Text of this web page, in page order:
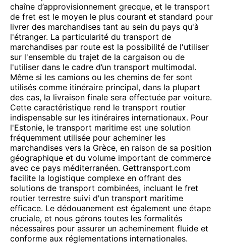
chaîne d’approvisionnement grecque, et le transport
de fret est le moyen le plus courant et standard pour
livrer des marchandises tant au sein du pays qu'à
l'étranger. La particularité du transport de
marchandises par route est la possibilité de l'utiliser
sur l'ensemble du trajet de la cargaison ou de
l'utiliser dans le cadre d’un transport multimodal.
Même si les camions ou les chemins de fer sont
utilisés comme itinéraire principal, dans la plupart
des cas, la livraison finale sera effectuée par voiture.
Cette caractéristique rend le transport routier
indispensable sur les itinéraires internationaux. Pour
l'Estonie, le transport maritime est une solution
fréquemment utilisée pour acheminer les
marchandises vers la Grèce, en raison de sa position
géographique et du volume important de commerce
avec ce pays méditerranéen. Gettransport.com
facilite la logistique complexe en offrant des
solutions de transport combinées, incluant le fret
routier terrestre suivi d'un transport maritime
efficace. Le dédouanement est également une étape
cruciale, et nous gérons toutes les formalités
nécessaires pour assurer un acheminement fluide et
conforme aux réglementations internationales.